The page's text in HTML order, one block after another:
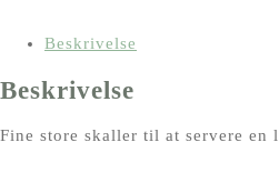
Beskrivelse
Beskrivelse
Fine store skaller til at servere